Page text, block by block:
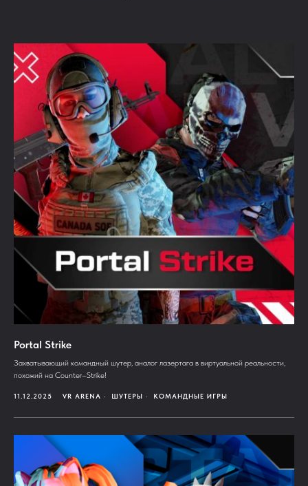
Portal Strike
Захватывающий командный шутер, аналог лазертага в виртуальной реальности,
похожий на Counter–Strike!
11.12.2025 VR ARENA ШУТЕРЫ КОМАНДНЫЕ ИГРЫ